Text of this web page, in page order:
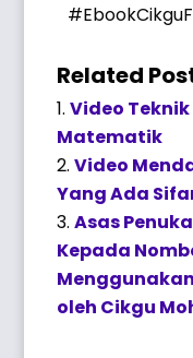
Related
Video
Matematik
Video
Yang Ada
Asas
Kepada
oleh Cikgu